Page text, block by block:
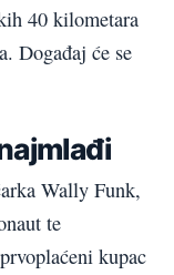
40 kilometara
Događaj će se
Wally Funk,
te
kupac